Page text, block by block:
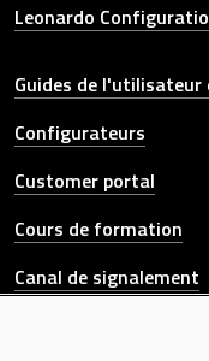
Leonardo
Other link
Guides de
Configurateurs
Customer portal
Cours de formation
Canal de signalement